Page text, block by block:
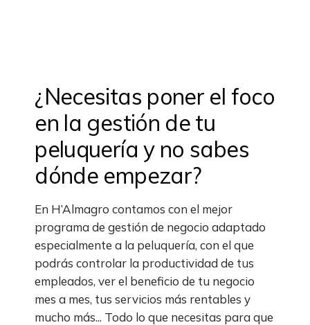
¿Necesitas poner el foco
en la gestión de tu
peluquería y no sabes
dónde empezar?
En H’Almagro contamos con el mejor
programa de gestión de negocio adaptado
especialmente a la peluquería, con el que
podrás controlar la productividad de tus
empleados, ver el beneficio de tu negocio
mes a mes, tus servicios más rentables y
mucho más... Todo lo que necesitas para que